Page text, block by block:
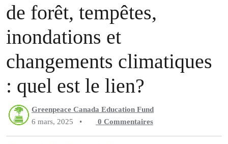
de forêt, tempêtes,
inondations et
changements climatiques
: quel est le lien?
Greenpeace Canada Education Fund
6 mars, 2025
• 0 Commentaires